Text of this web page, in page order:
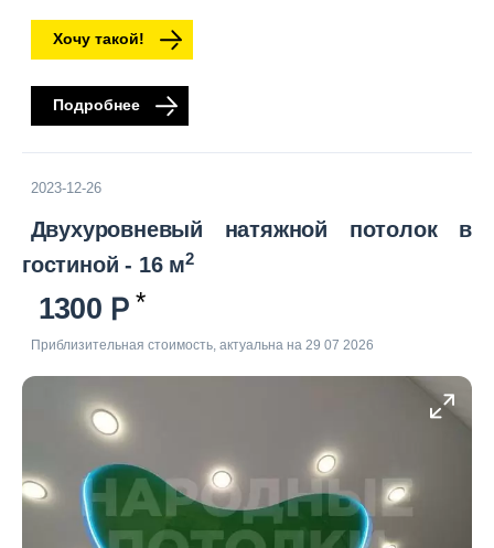
Хочу такой!
Подробнее
2023-12-26
Двухуровневый натяжной потолок в
гостиной - 16 м2
1300
Приблизительная стоимость, актуальна на 29 07 2026